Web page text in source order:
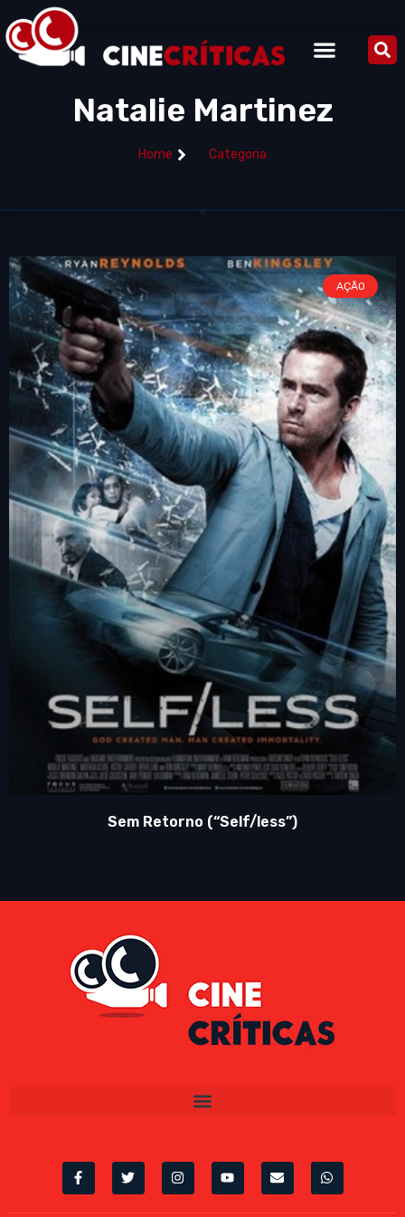
Natalie Martinez
Home Categoria
AÇÃO
Sem Retorno (“Self/less”)